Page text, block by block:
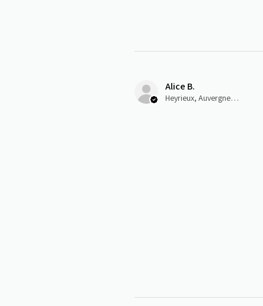
Alice B.
Heyrieux, Auvergne-Rhône-Alpes